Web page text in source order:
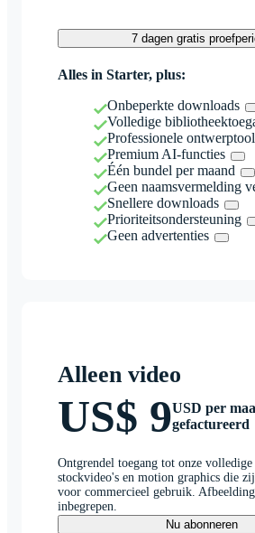
7 dagen gratis
Alles in Starter, plus:
Onbeperkte downloads
Volledige
Professionele
Premium AI-functies
Één bundel per maand
Geen naamsvermelding
Snellere downloads
Prioriteitsondersteuning
Geen advertenties
Alleen video
US$ 9USD per
gefactureerd
Ontgrendel toegang tot onze
stockvideo's en motion graphics die
voor commercieel gebruik.
inbegrepen.
Nu abonneren